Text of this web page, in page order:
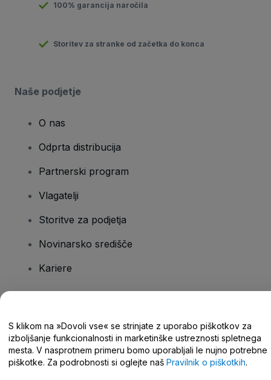
100% garancija naročila
Storitev za stranke od začetka do konca
Naše podjetje
O nas
Odprta distribucija
Partnerski program
Vlagatelji
Storitve za podjetja
Novinarsko središče
Kariere
Središče za pomoč/stik z nami
S klikom na »Dovoli vse« se strinjate z uporabo piškotkov za
izboljšanje funkcionalnosti in marketinške ustreznosti spletnega
mesta. V nasprotnem primeru bomo uporabljali le nujno potrebne
piškotke. Za podrobnosti si oglejte naš Pravilnik o piškotkih.